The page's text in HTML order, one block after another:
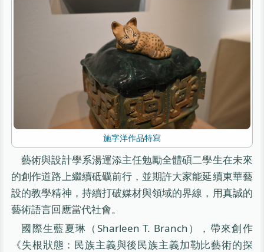
施字洋作品特寫
藝術與設計學系湯運添主任勉勵全體碩二學生在未來
的創作道路上繼續砥礪前行，並期許大家能延續東華藝
設的教學精神，持續打破媒材與領域的界線，用真誠的
藝術語言回應當代社會。
國際生藍夏琳（Sharleen T. Branch），帶來創作
《失根狀態：民族主義與後民族主義加勒比藝術的探